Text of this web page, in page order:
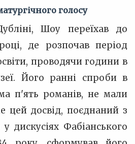
голосу
Шоу переїхав до
де розпочав період
проводячи години в
Його ранні спроби в
п'ять романів, не мали
цей досвід, поєднаний з
дискусіях Фабіанського